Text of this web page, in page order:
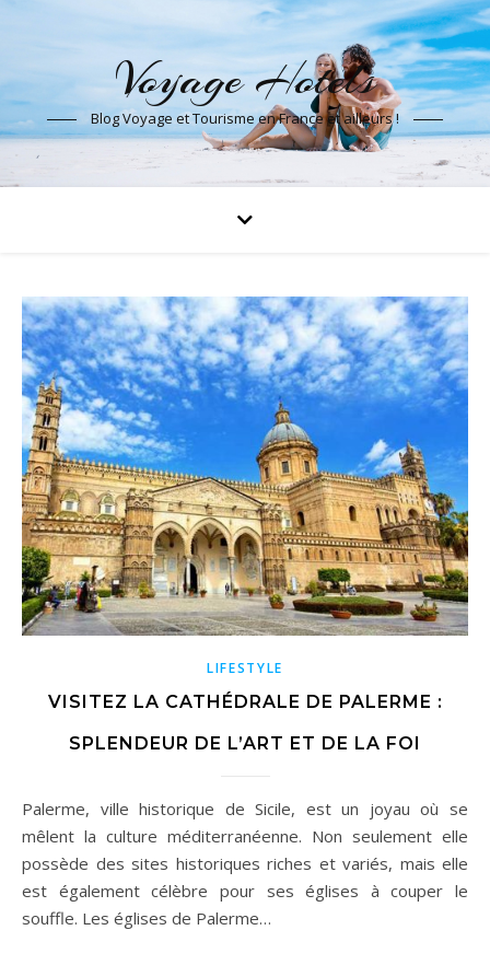
Voyage Hotels
Blog Voyage et Tourisme en France et ailleurs !
LIFESTYLE
VISITEZ LA CATHÉDRALE DE PALERME :
SPLENDEUR DE L’ART ET DE LA FOI
Palerme, ville historique de Sicile, est un joyau où se
mêlent la culture méditerranéenne. Non seulement elle
possède des sites historiques riches et variés, mais elle
est également célèbre pour ses églises à couper le
souffle. Les églises de Palerme…